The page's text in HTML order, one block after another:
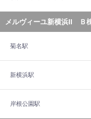
メルヴィーユ新横浜II Ｂ
菊名駅
新横浜駅
岸根公園駅